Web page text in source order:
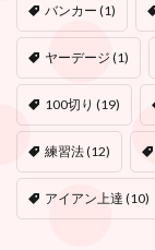
バンカー (1)
ヤーデージ (1)
100切り (19)
練習法(12)
アイアン上達 (10)